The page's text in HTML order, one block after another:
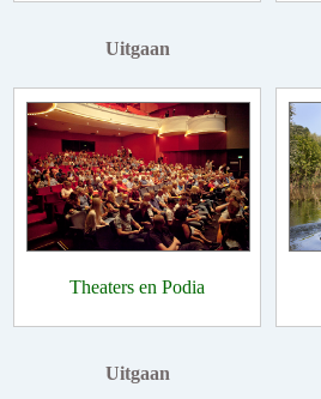
Uitgaan
Theaters en Podia
Uitgaan